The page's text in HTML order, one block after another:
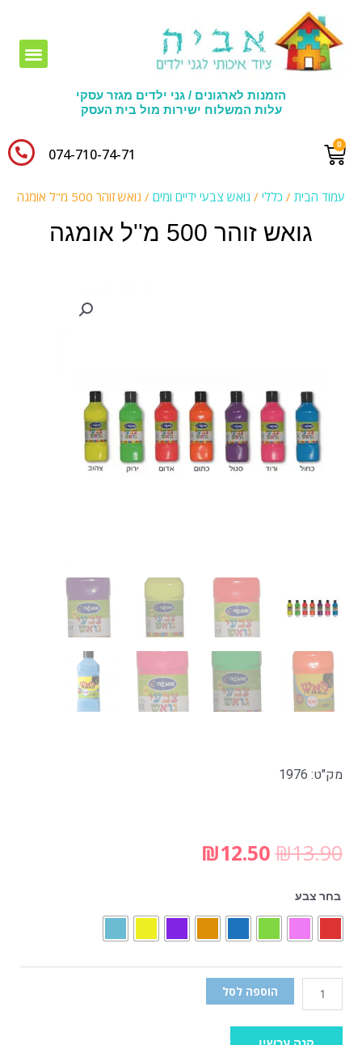
הזמנות לארגונים / גני ילדים מגזר עסקי
עלות המשלוח ישירות מול בית העסק
074-710-74-71​
עמוד הבית / כללי / גואש צבעי ידיים ומים / גואש זוהר 500 מ"ל אומגה
גואש זוהר 500 מ''ל אומגה
מק"ט: 1976
₪13.90
₪12.50
בחר צבע
הוספה לסל